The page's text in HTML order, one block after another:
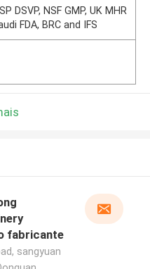
DSVP, NSF GMP, UK MHR
FDA, BRC and IFS
fabricante
sangyuan